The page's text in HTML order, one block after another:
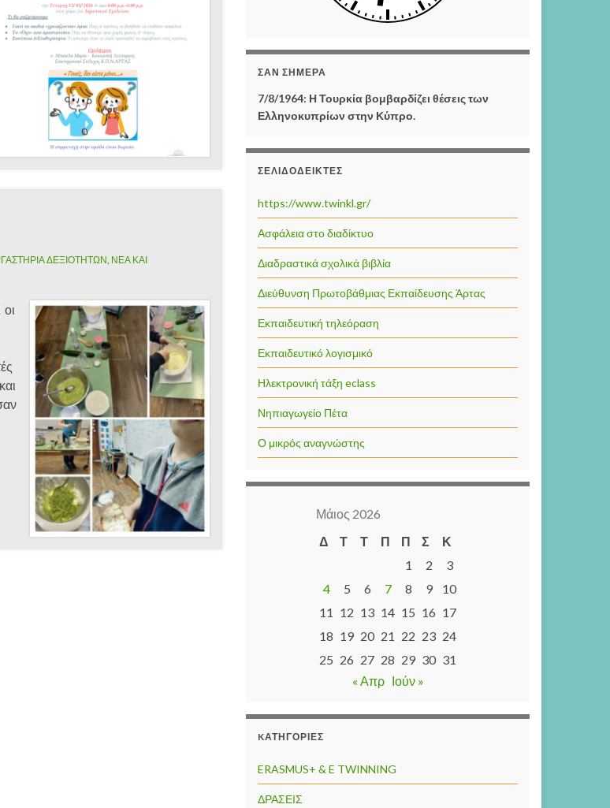
ΔΕΞΙΟΤΗΤΩΝ, ΝΕΑ ΚΑΙ
ΣΑΝ ΣΉΜΕΡΑ
7/8/1964: Η Τουρκία βομβαρδίζει θέσεις των
Ελληνοκυπρίων στην Κύπρο.
ΣΕΛΙΔΟΔΕΊΚΤΕΣ
https://www.twinkl.gr/
Ασφάλεια στο διαδίκτυο
Διαδραστικά σχολικά βιβλία
Διεύθυνση Πρωτοβάθμιας Εκπαίδευσης Άρτας
Εκπαιδευτική τηλεόραση
Εκπαιδευτικό λογισμικό
Ηλεκτρονική τάξη eclass
Νηπιαγωγείο Πέτα
Ο μικρός αναγνώστης
Μάιος 2026
Δ
Τ Τ Π Π Σ
Κ
1
2
3
4
5 6 7 8 9
10
11 12 13 14 15 16 17
18 19 20 21 22 23 24
25 26 27 28 29 30 31
« Απρ Ιούν »
KΑΤΗΓΟΡΊΕΣ
ERASMUS+ & E TWINNING
ΔΡΑΣΕΙΣ